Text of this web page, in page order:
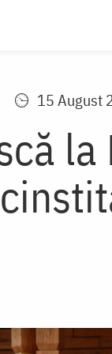
15 August
la